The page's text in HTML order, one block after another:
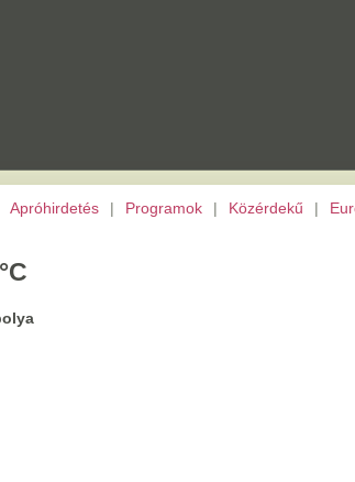
Programok | Közérdekű | Európai Unió | TV |